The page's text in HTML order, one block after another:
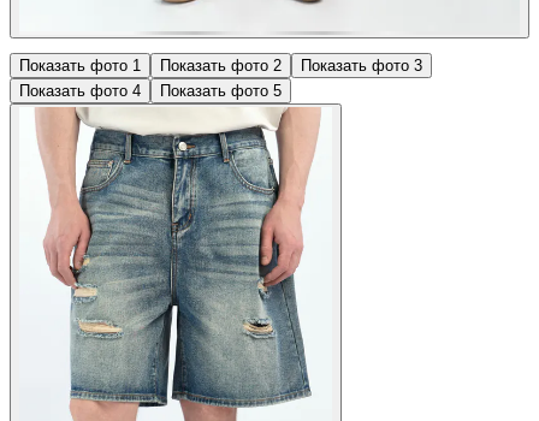
Показать фото 1 Показать фото 2 Показать фото 3
Показать фото 4 Показать фото 5